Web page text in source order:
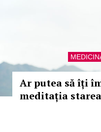
Ar putea să îți
meditația